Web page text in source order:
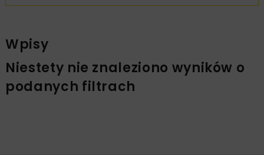
Wpisy
Niestety nie znaleziono wyników o
podanych filtrach